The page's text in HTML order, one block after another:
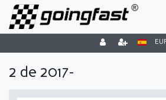
2 de 2017-